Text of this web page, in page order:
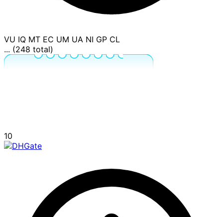
VU IQ MT EC UM UA NI GP CL
... (248 total)
10